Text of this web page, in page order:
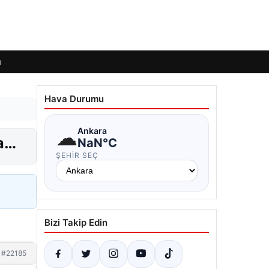
#22185
Hava Durumu
☁Ankara
NaN°C
ŞEHIR SEÇ
Bizi Takip Edin